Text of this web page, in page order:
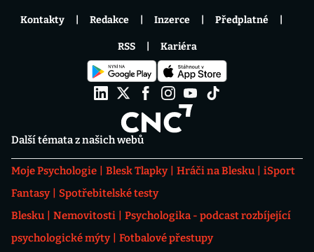
Další témata z našich webů
Moje Psychologie Blesk Tlapky Hráči na Blesku
iSport
Fantasy
Spotřebitelské testy
Blesku
Nemovitosti
Psychologika - podcast rozbíjející
psychologické mýty
Fotbalové přestupy
Kontakty Redakce Inzerce Předplatné
RSS Kariéra